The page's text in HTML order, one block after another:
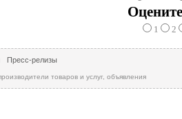
1 2
Пресс-релизы
товаров и услуг, объявления